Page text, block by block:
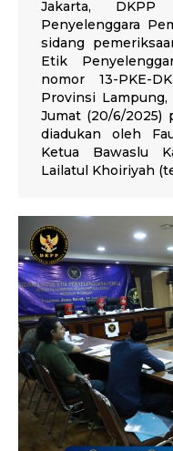
Jakarta,
Penyelenggara
sidang
Etik
nomor 13-PKE-
Provinsi
Jumat (20/6/2025)
diadukan oleh
Ketua Bawaslu
Lailatul Khoiriyah